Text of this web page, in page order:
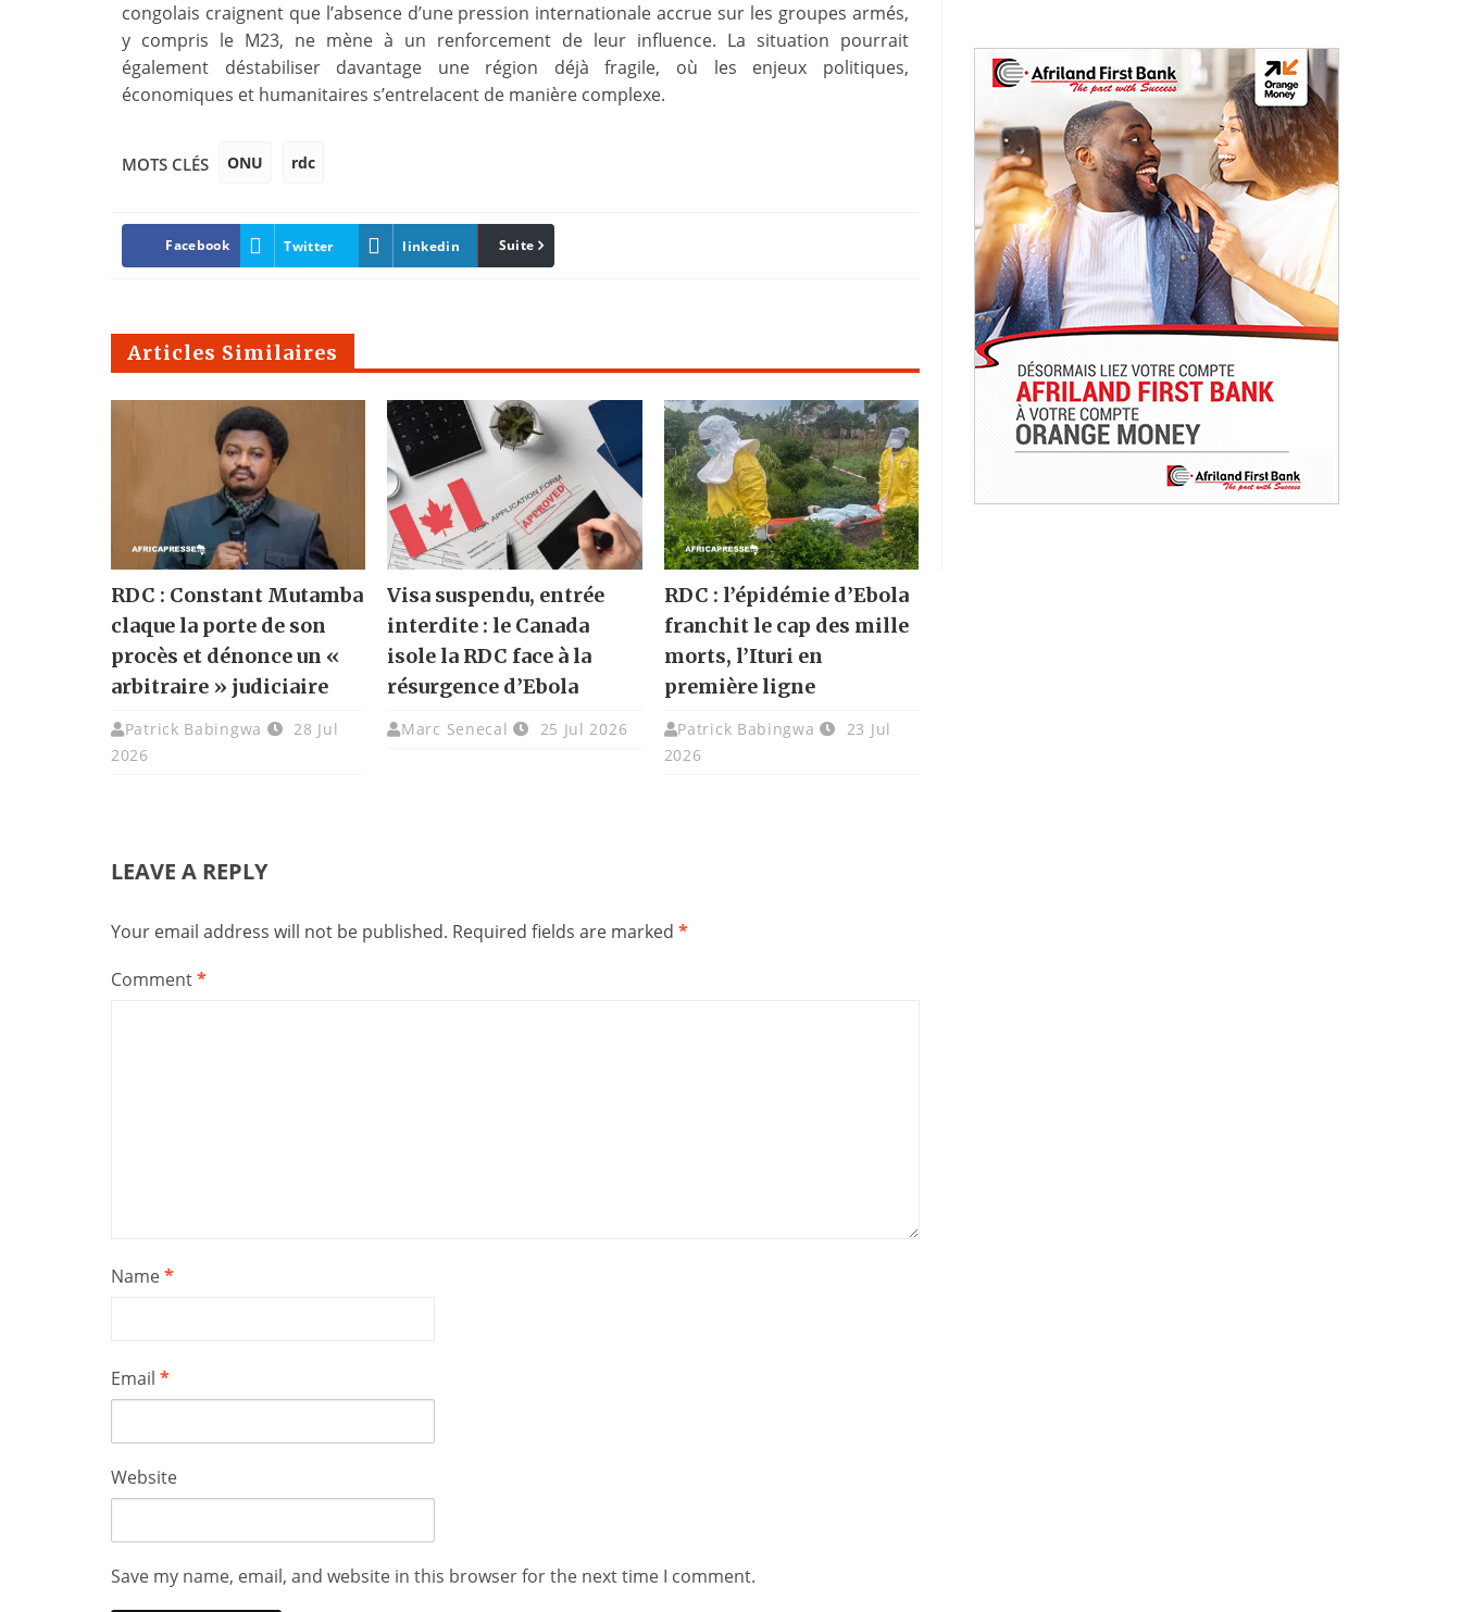
congolais craignent que l’absence d’une pression internationale accrue sur les groupes armés,
y compris le M23, ne mène à un renforcement de leur influence. La situation pourrait
également déstabiliser davantage une région déjà fragile, où les enjeux politiques,
économiques et humanitaires s’entrelacent de manière complexe.
MOTS CLÉS ONU rdc
Facebook Twitter linkedin Pinterest
Suite
Articles Similaires
RDC : Constant Mutamba
claque la porte de son
procès et dénonce un «
arbitraire » judiciaire
Patrick Babingwa
28 Jul
2026
Visa suspendu, entrée
interdite : le Canada
isole la RDC face à la
résurgence d’Ebola
Marc Senecal 25 Jul 2026
RDC : l’épidémie d’Ebola
franchit le cap des mille
morts, l’Ituri en
première ligne
Patrick Babingwa
23 Jul
2026
LEAVE A REPLY
Your email address will not be published. Required fields are marked *
Comment*
Name*
Email *
Website
Save my name, email, and website in this browser for the next time I comment.